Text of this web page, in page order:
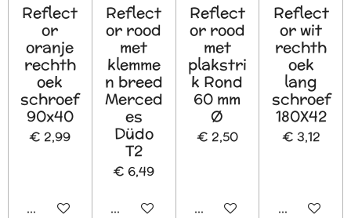
Reflect
or
oranje
rechth
oek
schroef
90x40
€ 2,99
In winkelwagen
Reflect
or rood
met
klemme
n breed
Merced
es
Düdo
T2
€ 6,49
In winkelwagen
Reflect
or rood
met
plakstri
k Rond
60 mm
Ø
€ 2,50
In winkelwagen
Reflect
or wit
rechth
oek
lang
schroef
180X42
€ 3,12
In